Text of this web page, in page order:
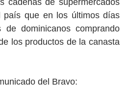
cadenas de supermercados
país que en los últimos días
de dominicanos comprando
los productos de la canasta
del Bravo: